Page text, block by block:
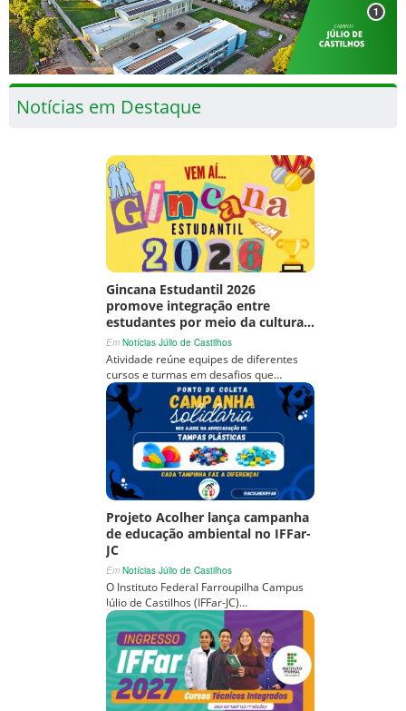
1
Notícias em Destaque
Gincana Estudantil 2026
promove integração entre
estudantes por meio da cultura…
Em Notícias Júlio de Castilhos
Atividade reúne equipes de diferentes
cursos e turmas em desafios que…
Projeto Acolher lança campanha
de educação ambiental no IFFar-
JC
Em Notícias Júlio de Castilhos
O Instituto Federal Farroupilha Campus
Júlio de Castilhos (IFFar-JC)…